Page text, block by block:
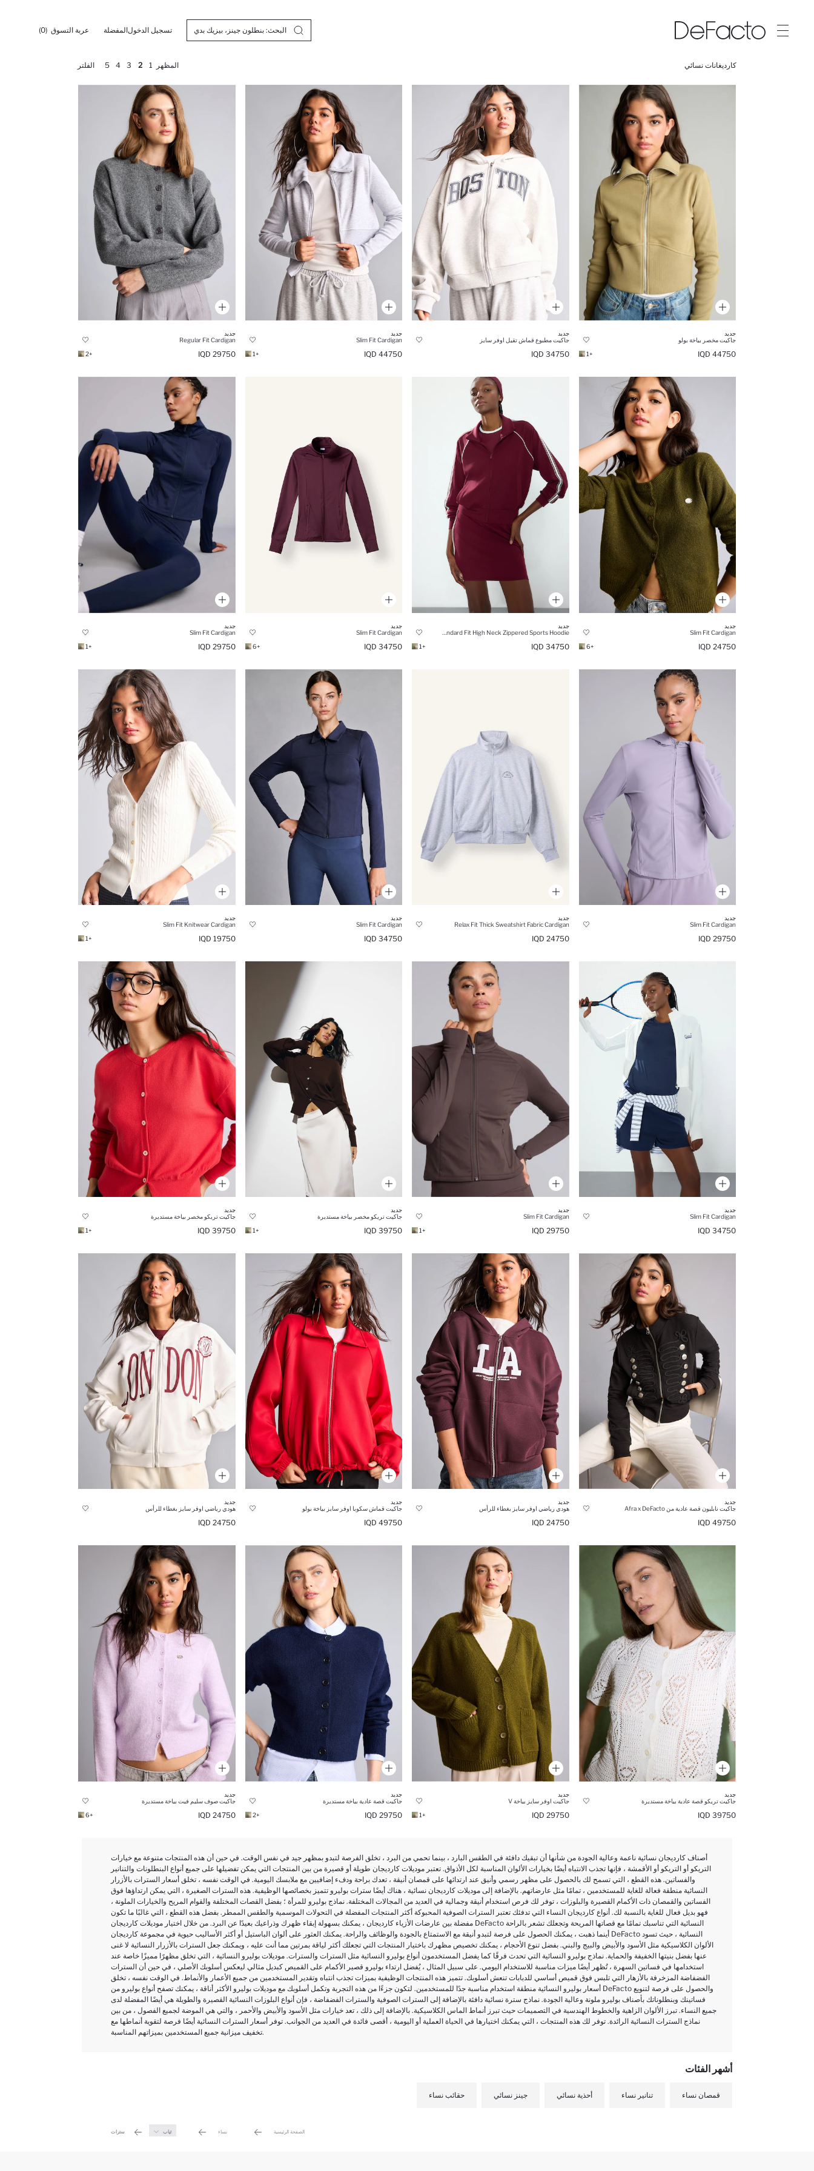
تسجيل الدخولالمفضلة عربة التسوق (0)
كارديغانات نسائي المظهر 1
2
3
4
5 الفلتر
جديد
جاكيت مخصر بياخة بولو
44750 IQD
+1
جديد
جاكيت مطبوع قماش تقيل اوفر سايز
34750 IQD
جديد
Slim Fit Cardigan
44750 IQD
+1
جديد
Regular Fit Cardigan
29750 IQD
+2
جديد
Slim Fit Cardigan
24750 IQD
+6
جديد
34750 IQD
+1
جديد
Slim Fit Cardigan
34750 IQD
+6
جديد
Slim Fit Cardigan
29750 IQD
+1
جديد
Slim Fit Cardigan
29750 IQD
جديد
Relax Fit Thick Sweatshirt Fabric Cardigan
24750 IQD
جديد
Slim Fit Cardigan
34750 IQD
جديد
Slim Fit Knitwear Cardigan
19750 IQD
+1
جديد
Slim Fit Cardigan
34750 IQD
جديد
Slim Fit Cardigan
29750 IQD
+1
جديد
جاكيت تريكو مخصر بياخة مستديرة
39750 IQD
+1
جديد
جاكيت تريكو مخصر بياخة مستديرة
39750 IQD
+1
جديد
جاكيت نابليون قصة عادية من Afra x DeFacto
49750 IQD
جديد
هودي رياضي اوفر سايز بغطاء للرأس
24750 IQD
جديد
جاكيت قماش سكوبا اوفر سايز بياخة بولو
49750 IQD
جديد
هودي رياضي اوفر سايز بغطاء للرأس
24750 IQD
جديد
جاكيت تريكو قصة عادية بياخة مستديرة
39750 IQD
جديد
جاكيت اوفر سايز بياخة V
29750 IQD
+1
جديد
جاكيت قصة عادية بياخة مستديرة
29750 IQD
+2
جديد
جاكيت صوف سليم فيت بياخة مستديرة
24750 IQD
+6
أصناف كارديجان نسائية ناعمة وعالية الجودة من شأنها أن تبقيك دافئة في الطقس البارد ، بينما تحمي من البرد ، تخلق الفرصة لتبدو بمظهر جيد في نفس الوقت. في حين أن هذه المنتجات متنوعة مع خيارات
التريكو أو التريكو أو الأقمشة ، فإنها تجذب الانتباه أيضًا بخيارات الألوان المناسبة لكل الأذواق. تعتبر موديلات كارديجان طويلة أو قصيرة من بين المنتجات التي يمكن تفضيلها على جميع أنواع البنطلونات والتنانير
والفساتين. هذه القطع ، التي تسمح لك بالحصول على مظهر رسمي وأنيق عند ارتدائها على قمصان أنيقة ، تعدك براحة ودفء إضافيين مع ملابسك اليومية. في الوقت نفسه ، تخلق أسعار السترات بالأزرار
النسائية منطقة فعالة للغاية للمستخدمين ، تمامًا مثل عارضاتهم. بالإضافة إلى موديلات كارديجان نسائية ، هناك أيضًا سترات بوليرو تتميز بخصائصها الوظيفية. هذه السترات الصغيرة ، التي يمكن ارتداؤها فوق
الفساتين والقمصان ذات الأكمام القصيرة والبلوزات ، توفر لك فرص استخدام أنيقة وجمالية في العديد من المجالات المختلفة. نماذج بوليرو للمرأة ؛ بفضل القصات المختلفة والقوام المريح والخيارات الملونة ،
فهو بديل فعال للغاية بالنسبة لك. أنواع كارديجان النساء التي تدفئك تعتبر السترات الصوفية المحبوكة أكثر المنتجات المفضلة في التحولات الموسمية والطقس الممطر. بفضل هذه القطع ، التي غالبًا ما تكون
مفضلة بين عارضات الأزياء كارديجان ، يمكنك بسهولة إبقاء ظهرك وذراعيك بعيدًا عن البرد. من خلال اختيار موديلات كارديجان DeFacto النسائية التي تناسبك تمامًا مع قصاتها المريحة وتجعلك تشعر بالراحة
أينما ذهبت ، يمكنك الحصول على فرصة لتبدو أنيقة مع الاستمتاع بالجودة والوظائف والراحة. يمكنك العثور على ألوان الباستيل أو أكثر الأساليب حيوية في مجموعة كارديجان DeFacto النسائية ، حيث تسود
الألوان الكلاسيكية مثل الأسود والأبيض والبيج والبني. بفضل تنوع الأحجام ، يمكنك تخصيص مظهرك باختيار المنتجات التي تجعلك أكثر لياقة بمرتين مما أنت عليه ، ويمكنك جعل السترات بالأزرار النسائية لا غنى
عنها بفضل بنيتها الخفيفة والحماية. نماذج بوليرو النسائية التي تحدث فرقًا كما يفضل المستخدمون أنواع بوليرو النسائية مثل السترات والسترات. موديلات بوليرو النسائية ، التي تخلق مظهرًا مميزًا خاصة عند
استخدامها في فساتين السهرة ، تُظهر أيضًا ميزات مناسبة للاستخدام اليومي. على سبيل المثال ، يُفضل ارتداء بوليرو قصير الأكمام على القميص كبديل مثالي ليعكس أسلوبك الأصلي ، في حين أن السترات
الفضفاضة المزخرفة بالأزهار التي تلبس فوق قميص أساسي للدبابات تنعش أسلوبك. تتميز هذه المنتجات الوظيفية بميزات تجذب انتباه وتقدير المستخدمين من جميع الأعمار والأنماط. في الوقت نفسه ، تخلق
أسعار بوليرو النسائية منطقة استخدام مناسبة جدًا للمستخدمين. لتكون جزءًا من هذه التجربة وتكمل أسلوبك مع موديلات بوليرو الأكثر أناقة ، يمكنك تصفح أنواع بوليرو من DeFacto والحصول على فرصة لتنويع
فساتينك وبنطلوناتك بأصناف بوليرو ملونة وعالية الجودة. نماذج سترة نسائية دافئة بالإضافة إلى السترات الصوفية والسترات الفضفاضة ، فإن أنواع البلوزات النسائية القصيرة والطويلة هي أيضًا المفضلة لدى
جميع النساء. تبرز الألوان الزاهية والخطوط الهندسية في التصميمات حيث تبرز أنماط الماس الكلاسيكية. بالإضافة إلى ذلك ، تعد خيارات مثل الأسود والأبيض والأحمر ، والتي هي الموضة لجميع الفصول ، من بين
نماذج السترات النسائية الرائدة. توفر لك هذه المنتجات ، التي يمكنك اختيارها في الحياة العملية أو اليومية ، أقصى فائدة في العديد من الجوانب. توفر أسعار السترات النسائية أيضًا فرصة لتقوية أنماطها مع
تخفيف ميزانية جميع المستخدمين بميزاتهم المناسبة.
أشهر الفئات
قمصان نساء تنانير نساء أحذية نسائي جينز نسائي حقائب نساء
الصفحة الرئيسية نساء ثياب سترات